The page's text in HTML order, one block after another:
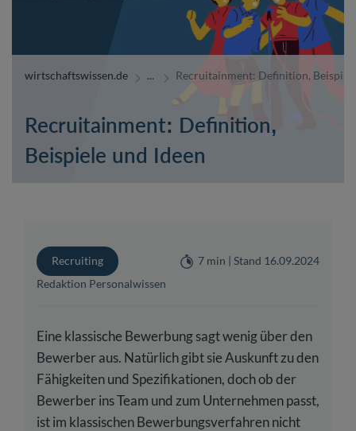
wirtschaftswissen.de Recruitainment: Definition,
Recruitainment: Definition,
Beispiele und Ideen
Recruiting
7 min | Stand 16.09.2024
Redaktion Personalwissen
Eine klassische Bewerbung sagt wenig über den
Bewerber aus. Natürlich gibt sie Auskunft zu den
Fähigkeiten und Spezifikationen, doch ob der
Bewerber ins Team und zum Unternehmen passt,
ist im klassischen Bewerbungsverfahren nicht